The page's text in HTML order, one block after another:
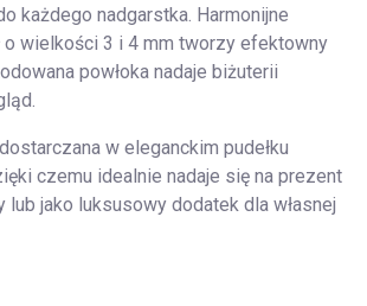
każdego nadgarstka. Harmonijne
o wielkości 3 i 4 mm tworzy efektowny
powłoka nadaje biżuterii
w eleganckim pudełku
czemu idealnie nadaje się na prezent
jako luksusowy dodatek dla własnej